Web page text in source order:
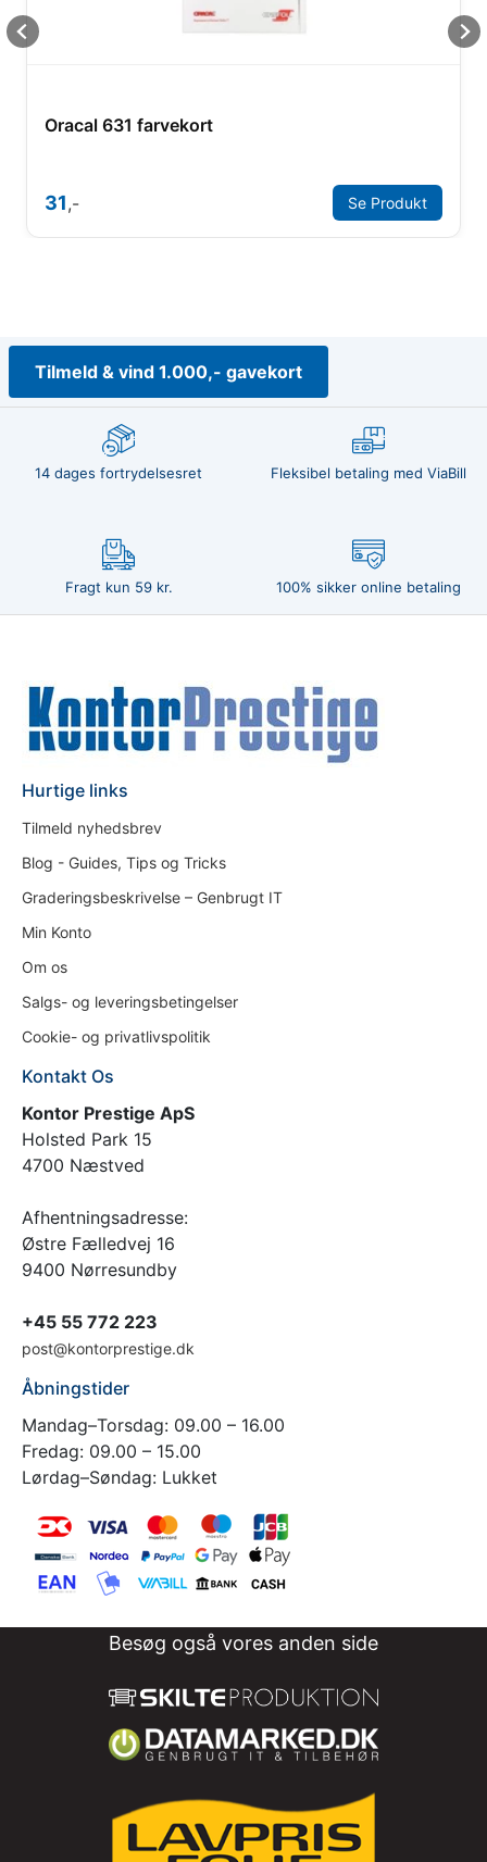
Oracal 631 farvekort
31,- Se Produkt
Tilmeld & vind 1.000,- gavekort
14 dages fortrydelsesret Fleksibel betaling med ViaBill
Fragt kun 59 kr. 100% sikker online betaling
Hurtige links
Tilmeld nyhedsbrev
Blog - Guides, Tips og Tricks
Graderingsbeskrivelse – Genbrugt IT
Min Konto
Om os
Salgs- og leveringsbetingelser
Cookie- og privatlivspolitik
Kontakt Os
Kontor Prestige ApS
Holsted Park 15
4700 Næstved
Afhentningsadresse:
Østre Fælledvej 16
9400 Nørresundby
+45 55 772 223
post@kontorprestige.dk
Åbningstider
Mandag–Torsdag: 09.00 – 16.00
Fredag: 09.00 – 15.00
Lørdag–Søndag: Lukket
Besøg også vores anden side